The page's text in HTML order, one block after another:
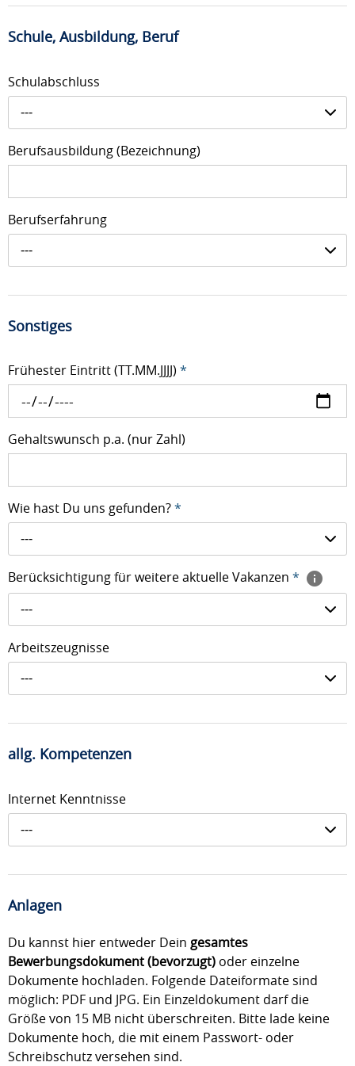
Schule, Ausbildung, Beruf
Schulabschluss
---
Berufsausbildung (Bezeichnung)
Berufserfahrung
---
Sonstiges
Frühester Eintritt (TT.MM.JJJJ) *
Gehaltswunsch p.a. (nur Zahl)
Wie hast Du uns gefunden?*
---
Berücksichtigung für weitere aktuelle Vakanzen *
---
Arbeitszeugnisse
---
allg. Kompetenzen
Internet Kenntnisse
---
Anlagen
Du kannst hier entweder Dein gesamtes
Bewerbungsdokument (bevorzugt) oder einzelne
Dokumente hochladen. Folgende Dateiformate sind
möglich: PDF und JPG. Ein Einzeldokument darf die
Größe von 15 MB nicht überschreiten. Bitte lade keine
Dokumente hoch, die mit einem Passwort- oder
Schreibschutz versehen sind.